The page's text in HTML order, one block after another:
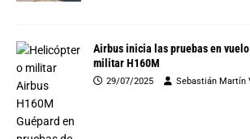
Airbus inicia las pruebas en
militar H160M
29/07/2025 Sebastián Martín